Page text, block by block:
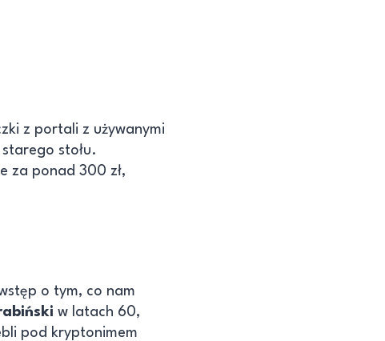
z portali z używanymi
stołu.
za ponad 300 zł,
o tym, co nam
w latach 60,
pod kryptonimem